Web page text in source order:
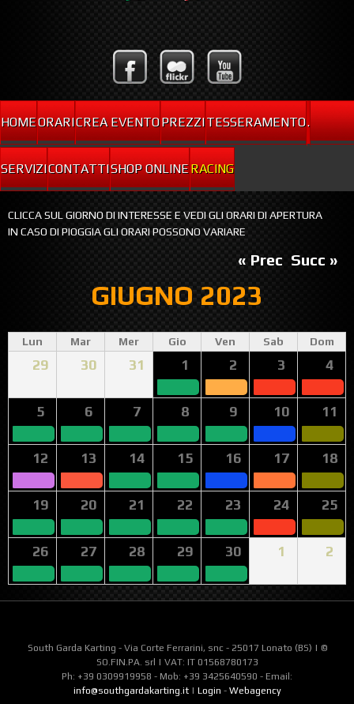
HOMEORARICREA EVENTOPREZZITESSERAMENTO.
SERVIZICONTATTISHOP ONLINERACING
CLICCA SUL GIORNO DI INTERESSE E VEDI GLI ORARI DI APERTURA
IN CASO DI PIOGGIA GLI ORARI POSSONO VARIARE
GIUGNO 2023
« Prec Succ »
Lun Mar Mer Gio Ven Sab Dom
29 30 31 1 2 3 4
5 6 7 8 9 10 11
12 13 14 15 16 17 18
19 20 21 22 23 24 25
26 27 28 29 30 1 2
South Garda Karting - Via Corte Ferrarini, snc - 25017 Lonato (BS) | ©
SO.FIN.PA. srl | VAT: IT 01568780173
Ph: +39 0309919958 - Mob: +39 3425640590 - Email:
info@southgardakarting.it| Login - Webagency